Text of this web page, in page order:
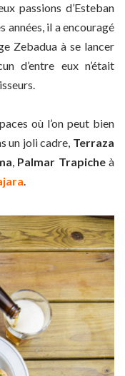
passions d’Esteban
années, il a encouragé
Zebadua à se lancer
d’entre eux n’était
où l’on peut bien
un joli cadre, Terraza
, Palmar Trapicheà
.